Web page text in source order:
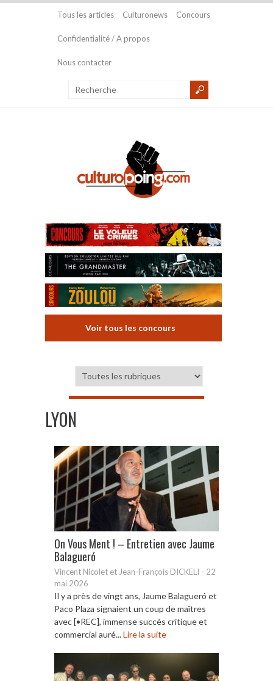
Tous les articles Culturonews Concours
Confidentialité / A propos
Nous contacter
Voir tous les concours
LYON
On Vous Ment ! – Entretien avec Jaume
Balagueró
Vincent Nicolet et Jean-François DICKELI - 22
mai 2026
Il y a près de vingt ans, Jaume Balagueró et
Paco Plaza signaient un coup de maîtres
avec [•REC], immense succès critique et
commercial auré...Lire la suite